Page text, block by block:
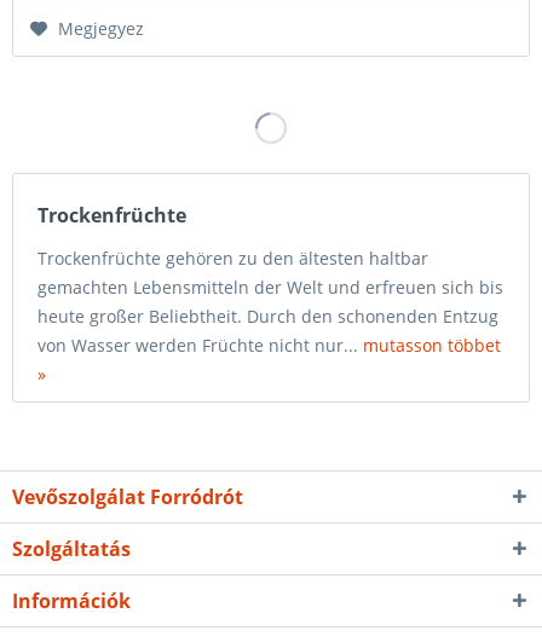
Megjegyez
Trockenfrüchte
Trockenfrüchte gehören zu den ältesten haltbar
gemachten Lebensmitteln der Welt und erfreuen sich bis
heute großer Beliebtheit. Durch den schonenden Entzug
von Wasser werden Früchte nicht nur... mutasson többet
»
Vevőszolgálat Forródrót
Szolgáltatás
Információk